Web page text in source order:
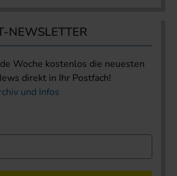
NEWSLETTER
Woche kostenlos die neuesten
direkt in Ihr Postfach!
und Infos